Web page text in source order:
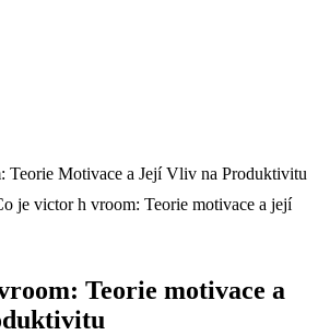
je victor h vroom: Teorie motivace a její
Teorie motivace a